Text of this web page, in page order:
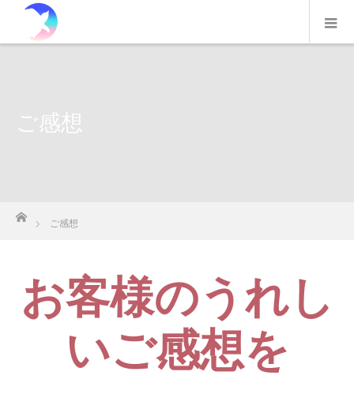
ご感想
ご感想
お客様のうれし
いご感想を